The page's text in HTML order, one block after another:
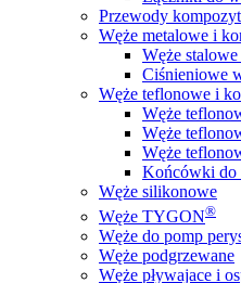
Przewody
Węże metalowe i
Węże
Ciśnieniowe
Węże teflonowe i
Węże
Węże
Węże
Końcówki do
Węże silikonowe
Węże TYGON®
Węże do pomp
Węże podgrzewane
Węże pływajace i